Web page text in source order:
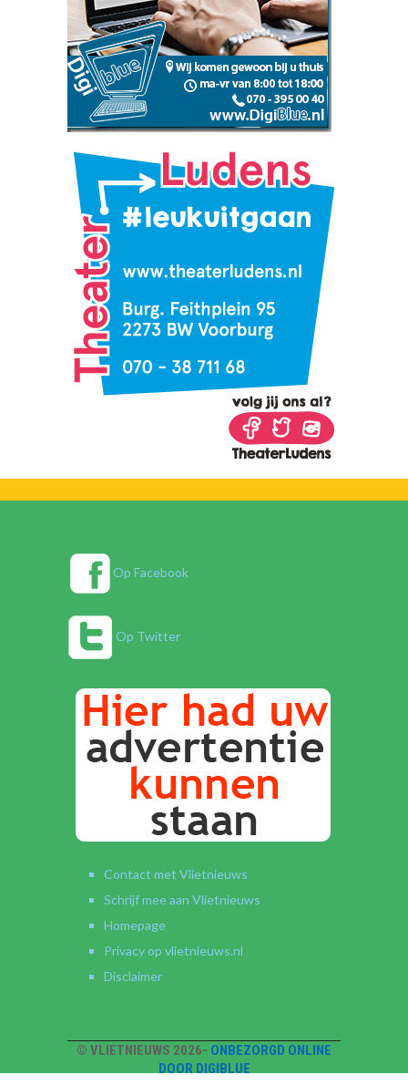
Op Facebook
Op Twitter
Contact met Vlietnieuws
Schrijf mee aan Vlietnieuws
Homepage
Privacy op vlietnieuws.nl
Disclaimer
© VLIETNIEUWS 2026- ONBEZORGD ONLINE
DOOR DIGIBLUE